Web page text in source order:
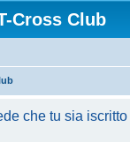
Cross Club
che tu sia